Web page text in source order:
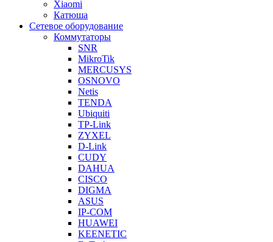
Xiaomi
Катюша
Сетевое оборудование
Коммутаторы
SNR
MikroTik
MERCUSYS
OSNOVO
Netis
TENDA
Ubiquiti
TP-Link
ZYXEL
D-Link
CUDY
DAHUA
CISCO
DIGMA
ASUS
IP-COM
HUAWEI
KEENETIC